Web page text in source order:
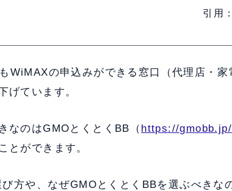
引用：
WiMAXの申込みができる窓口（代理店・家
げています。
なのはGMOとくとくBB（ https://gmobb.jp/
とができます。
方や、なぜGMOとくとくBBを選ぶべきな